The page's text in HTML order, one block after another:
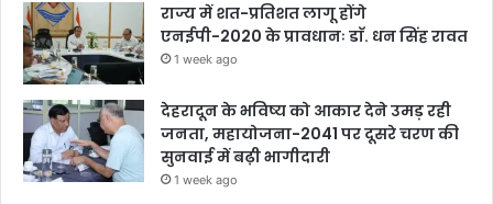
राज्य में शत-प्रतिशत लागू होंगे
एनईपी-2020 के प्रावधानः डाॅ. धन सिंह रावत
1 week ago
देहरादून के भविष्य को आकार देने उमड़ रही
जनता, महायोजना-2041 पर दूसरे चरण की
सुनवाई में बढ़ी भागीदारी
1 week ago